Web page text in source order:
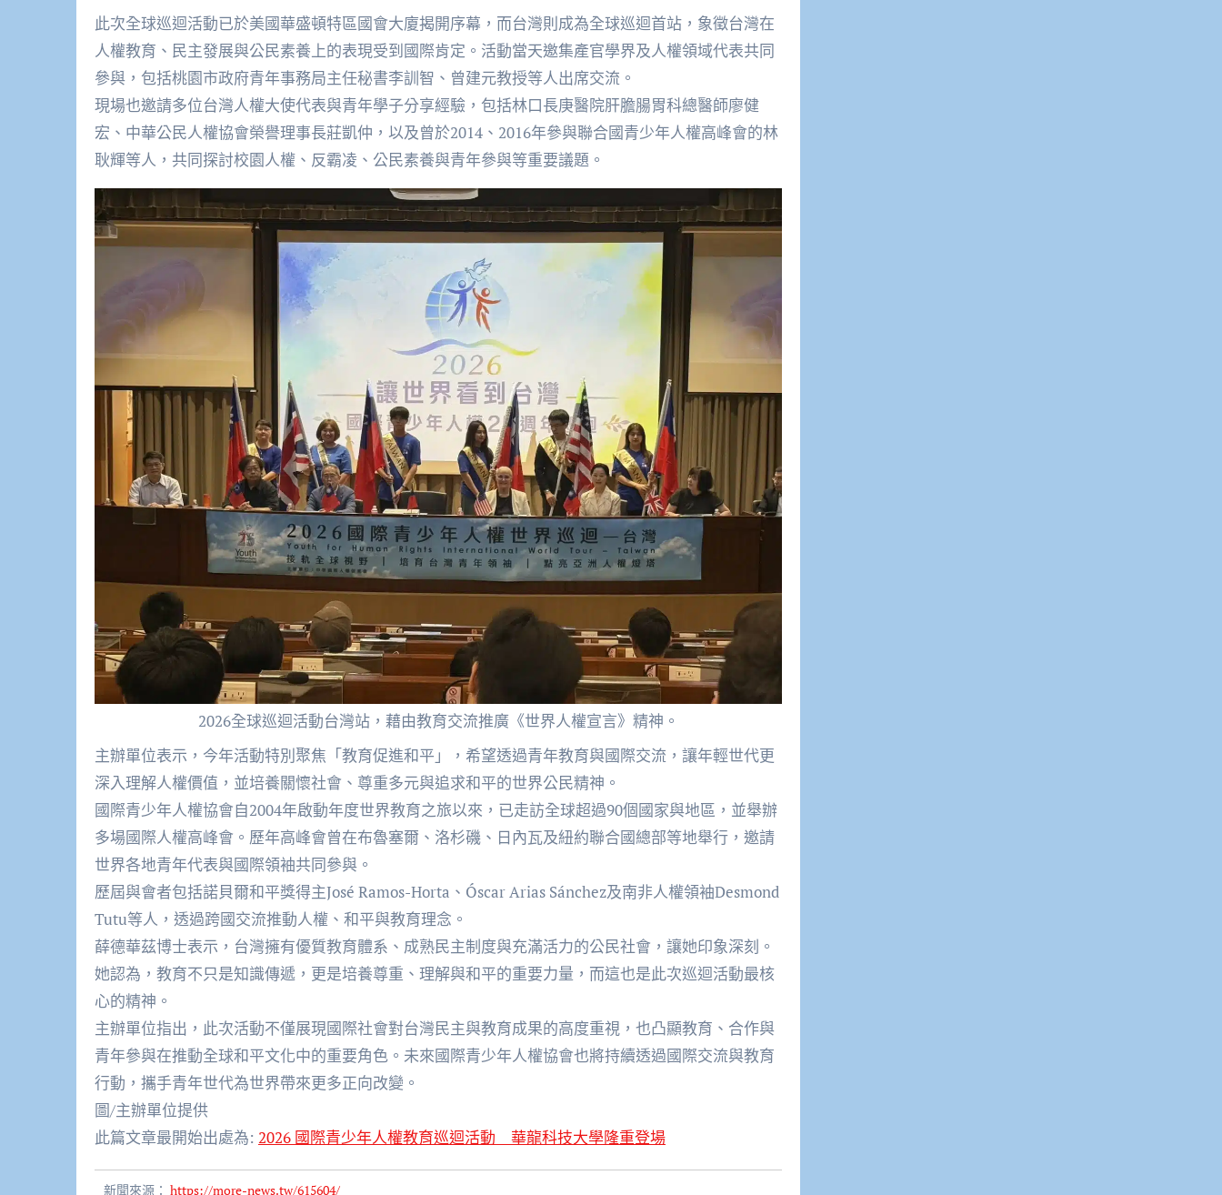
此次全球巡迴活動已於美國華盛頓特區國會大廈揭開序幕， 而台灣則成為全球巡迴首站，象徵台灣在
人權教育、 民主發展與公民素養上的表現受到國際肯定。 活動當天邀集產官學界及人權領域代表共同
參與， 包括桃園市政府青年事務局主任秘書李訓智、 曾建元教授等人出席交流。
現場也邀請多位台灣人權大使代表與青年學子分享經驗， 包括林口長庚醫院肝膽腸胃科總醫師廖健
宏、 中華公民人權協會榮譽理事長莊凱仲，以及曾於2014、 2016年參與聯合國青少年人權高峰會的林
耿輝等人， 共同探討校園人權、反霸凌、公民素養與青年參與等重要議題。
2026全球巡迴活動台灣站，藉由教育交流推廣《世界人權宣言》精神。
主辦單位表示，今年活動特別聚焦「教育促進和平」， 希望透過青年教育與國際交流，讓年輕世代更
深入理解人權價值， 並培養關懷社會、尊重多元與追求和平的世界公民精神。
國際青少年人權協會自2004年啟動年度世界教育之旅以來， 已走訪全球超過90個國家與地區，並舉辦
多場國際人權高峰會。 歷年高峰會曾在布魯塞爾、洛杉磯、 日內瓦及紐約聯合國總部等地舉行， 邀請
世界各地青年代表與國際領袖共同參與。
歷屆與會者包括諾貝爾和平獎得主José Ramos-Horta、Óscar Arias Sánchez及南非人權領袖Desmond
Tutu等人，透過跨國交流推動人權、和平與教育理念。
薛德華茲博士表示，台灣擁有優質教育體系、 成熟民主制度與充滿活力的公民社會，讓她印象深刻。
她認為， 教育不只是知識傳遞，更是培養尊重、理解與和平的重要力量， 而這也是此次巡迴活動最核
心的精神。
主辦單位指出， 此次活動不僅展現國際社會對台灣民主與教育成果的高度重視， 也凸顯教育、合作與
青年參與在推動全球和平文化中的重要角色。 未來國際青少年人權協會也將持續透過國際交流與教育
行動， 攜手青年世代為世界帶來更多正向改變。
圖/主辦單位提供
此篇文章最開始出處為: 2026 國際青少年人權教育巡迴活動 華龍科技大學隆重登場
新聞來源： https://more-news.tw/615604/